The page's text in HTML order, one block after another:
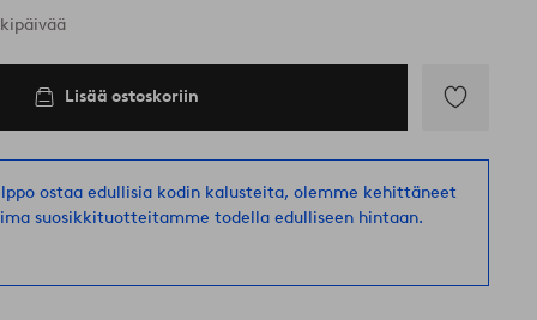
Lisää ostoskoriin
suosikkeihin
ostaa edullisia kodin kalusteita, olemme kehittäneet
suosikkituotteitamme todella edulliseen hintaan.